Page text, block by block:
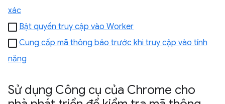
xác
Bật quyền truy cập vào Worker
Cung cấp mã thông báo trước khi truy cập vào tính
năng
Sử dụng Công cụ của Chrome cho